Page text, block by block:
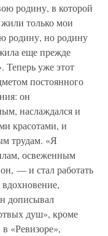
родину, в которой
жили только мои
родину, но родину
еще прежде
Теперь уже этот
постоянного
он
наслаждался и
красотами, и
трудам. «Я
освеженным
— и стал работать
дописывал
душ», кроме
«Ревизоре»,